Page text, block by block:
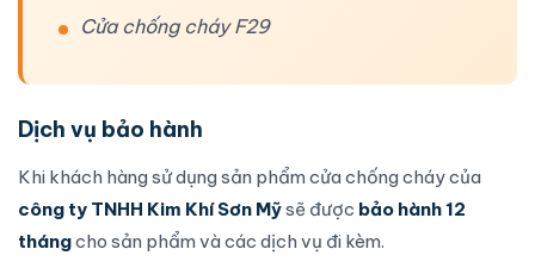
Cửa chống cháy F29
Dịch vụ bảo hành
Khi khách hàng sử dụng sản phẩm cửa chống cháy của
công ty TNHH Kim Khí Sơn Mỹsẽ được bảo hành 12
thángcho sản phẩm và các dịch vụ đi kèm.